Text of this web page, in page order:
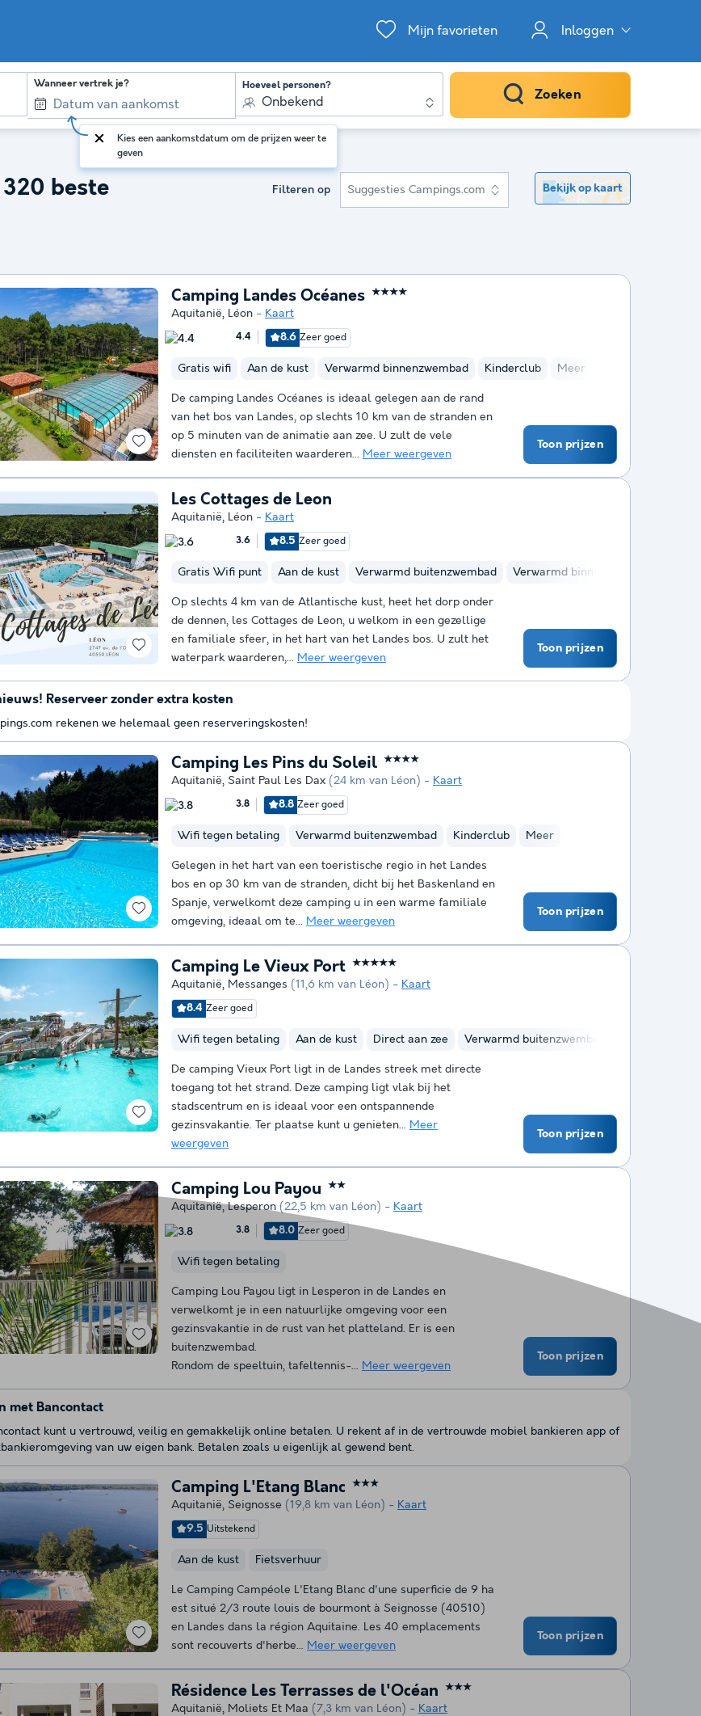
Mijn favorieten Inloggen
Wanneer vertrek je?
Kies een aankomstdatum om de prijzen weer te
geven
Hoeveel personen?
Onbekend Zoeken
beste
Filteren op Suggesties Campings.com Bekijk op kaart
Camping Landes Océanes ★★★★
Aquitanië, Léon Kaart
4.4 8.6 Zeer goed
Gratis wifi Aan de kust Verwarmd binnenzwembad Kinderclub Meer
De camping Landes Océanes is ideaal gelegen aan de rand
van het bos van Landes, op slechts 10 km van de stranden en
op 5 minuten van de animatie aan zee. U zult de vele
diensten en faciliteiten waarderen... Meer weergeven
Toon prijzen
Les Cottages de Leon
Aquitanië, Léon Kaart
3.6 8.5 Zeer goed
Gratis Wifi punt Aan de kust Verwarmd buitenzwembad Verwarmd binnenzwembad
Op slechts 4 km van de Atlantische kust, heet het dorp onder
de dennen, les Cottages de Leon, u welkom in een gezellige
en familiale sfeer, in het hart van het Landes bos. U zult het
waterpark waarderen,... Meer weergeven
Toon prijzen
Camping Les Pins du Soleil ★★★★
Aquitanië, Saint Paul Les Dax (24 km van Léon) Kaart
3.8 8.8 Zeer goed
Wifi tegen betaling Verwarmd buitenzwembad Kinderclub Meer
Gelegen in het hart van een toeristische regio in het Landes
bos en op 30 km van de stranden, dicht bij het Baskenland en
Spanje, verwelkomt deze camping u in een warme familiale
omgeving, ideaal om te... Meer weergeven
Toon prijzen
Camping Le Vieux Port ★★★★★
Aquitanië, Messanges (11,6 km van Léon)
Kaart
8.4 Zeer goed
Wifi tegen betaling Aan de kust Direct aan zee Verwarmd buitenzwembad
De camping Vieux Port ligt in de Landes streek met directe
toegang tot het strand. Deze camping ligt vlak bij het
stadscentrum en is ideaal voor een ontspannende
gezinsvakantie. Ter plaatse kunt u genieten... Meer
weergeven
Toon prijzen
Camping Lou Payou ★★
Aquitanië,Lesperon (22,5 km van Léon) Kaart
3.8 8.0 Zeer goed
Wifi tegen betaling
Camping Lou Payou ligt in Lesperon in de Landes en
verwelkomt je in een natuurlijke omgeving voor een
gezinsvakantie in de rust van het platteland. Er is een
buitenzwembad.
Rondom de speeltuin, tafeltennis-... Meer weergeven
Toon prijzen
Camping L'Etang Blanc ★★★
Aquitanië, Seignosse (19,8 km van Léon)
Kaart
9.5 Uitstekend
Aan de kust Fietsverhuur
Le Camping Campéole L'Etang Blanc d'une superficie de 9 ha
est situé 2/3 route louis de bourmont à Seignosse (40510)
en Landes dans la région Aquitaine. Les 40 emplacements
sont recouverts d'herbe... Meer weergeven
Toon prijzen
Résidence Les Terrasses de l'Océan ★★★
Aquitanië, Moliets Et Maa (7,3 km van Léon)
Kaart
Reserveer zonder extra kosten
rekenen we helemaal geen reserveringskosten!
met Bancontact
kunt u vertrouwd, veilig en gemakkelijk online betalen. U rekent af in de vertrouwde mobiel bankieren app of
van uw eigen bank. Betalen zoals u eigenlijk al gewend bent.